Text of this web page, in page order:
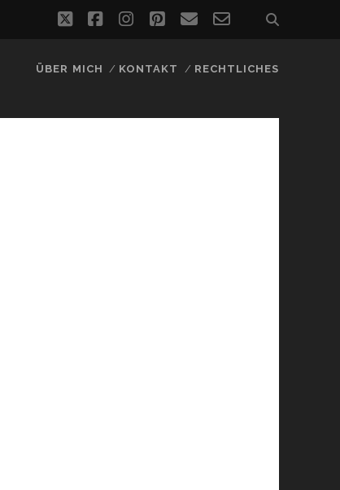
twitterfacebookinstagram
pinterest
emailemail-
ÜBER MICH KONTAKT RECHTLICHES